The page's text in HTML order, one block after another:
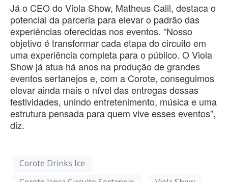
Já o CEO do Viola Show, Matheus Calil, destaca o
potencial da parceria para elevar o padrão das
experiências oferecidas nos eventos. “Nosso
objetivo é transformar cada etapa do circuito em
uma experiência completa para o público. O Viola
Show já atua há anos na produção de grandes
eventos sertanejos e, com a Corote, conseguimos
elevar ainda mais o nível das entregas dessas
festividades, unindo entretenimento, música e uma
estrutura pensada para quem vive esses eventos”,
diz.
Corote Drinks Ice